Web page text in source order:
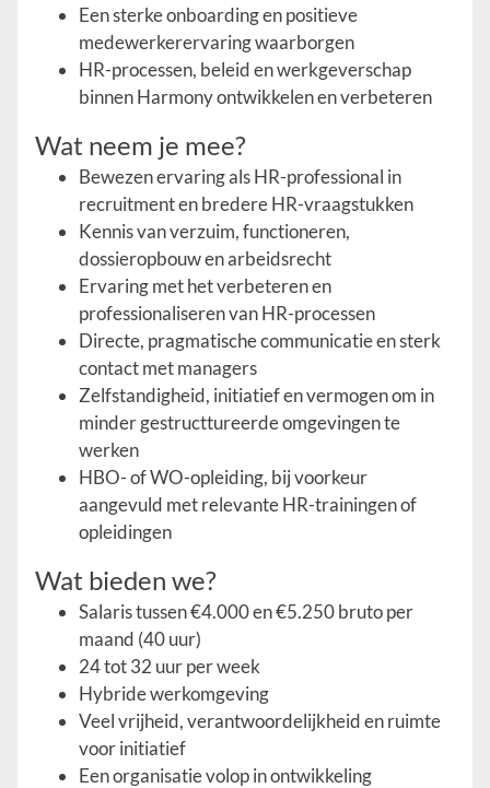
Een sterke onboarding en positieve
medewerkerervaring waarborgen
HR-processen, beleid en werkgeverschap
binnen Harmony ontwikkelen en verbeteren
Wat neem je mee?
Bewezen ervaring als HR-professional in
recruitment en bredere HR-vraagstukken
Kennis van verzuim, functioneren,
dossieropbouw en arbeidsrecht
Ervaring met het verbeteren en
professionaliseren van HR-processen
Directe, pragmatische communicatie en sterk
contact met managers
Zelfstandigheid, initiatief en vermogen om in
minder gestructtureerde omgevingen te
werken
HBO- of WO-opleiding, bij voorkeur
aangevuld met relevante HR-trainingen of
opleidingen
Wat bieden we?
Salaris tussen €4.000 en €5.250 bruto per
maand (40 uur)
24 tot 32 uur per week
Hybride werkomgeving
Veel vrijheid, verantwoordelijkheid en ruimte
voor initiatief
Een organisatie volop in ontwikkeling